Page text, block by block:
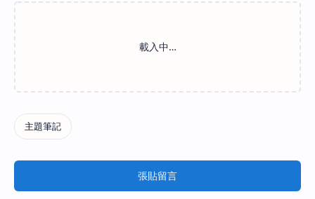
張貼留言